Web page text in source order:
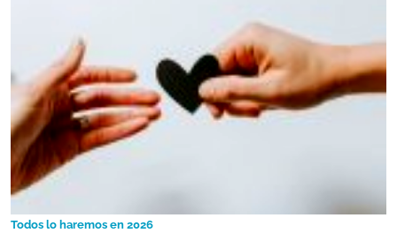
Todos lo haremos en 2026